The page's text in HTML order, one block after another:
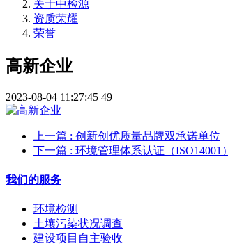
关于中检源
资质荣耀
荣誉
高新企业
2023-08-04 11:27:45 49
上一篇 : 创新创优质量品牌双承诺单位
下一篇 : 环境管理体系认证（ISO14001）
我们的服务
环境检测
土壤污染状况调查
建设项目自主验收